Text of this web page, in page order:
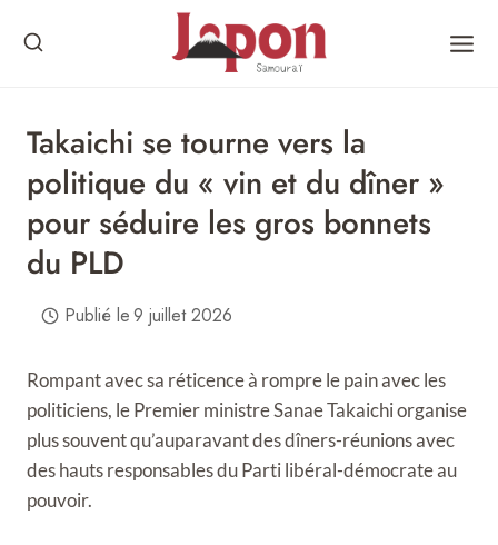
Takaichi se tourne vers la
politique du « vin et du dîner »
pour séduire les gros bonnets
du PLD
Publié le9 juillet 2026
Rompant avec sa réticence à rompre le pain avec les
politiciens, le Premier ministre Sanae Takaichi organise
plus souvent qu’auparavant des dîners-réunions avec
des hauts responsables du Parti libéral-démocrate au
pouvoir.